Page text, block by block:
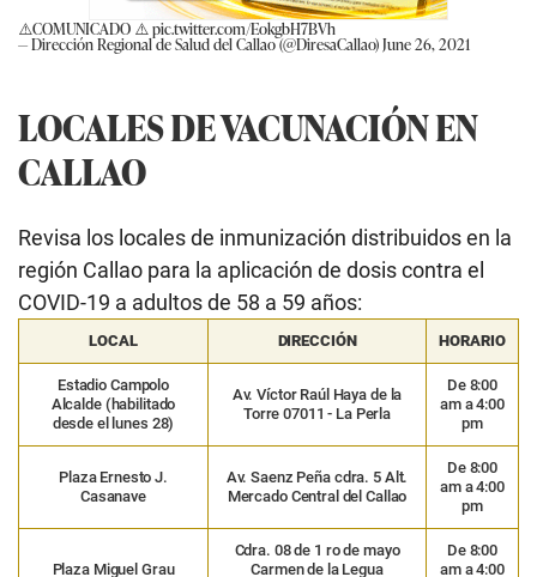
⚠️COMUNICADO ⚠️ pic.twitter.com/EokgbH7BVh
— Dirección Regional de Salud del Callao (@DiresaCallao)June 26, 2021
LOCALES DE VACUNACIÓN EN
CALLAO
Revisa los locales de inmunización distribuidos en la
región Callao para la aplicación de dosis contra el
COVID-19 a adultos de 58 a 59 años:
LOCAL DIRECCIÓN HORARIO
Estadio Campolo
Alcalde(habilitado
desde el lunes 28)
Av. Víctor Raúl Haya de la
Torre 07011 - La Perla
De 8:00
am a 4:00
pm
Plaza Ernesto J.
Casanave
Av. Saenz Peña cdra. 5 Alt.
Mercado Central del Callao
De 8:00
am a 4:00
pm
Plaza Miguel Grau
Cdra. 08 de 1 ro de mayo
Carmen de la Legua
De 8:00
am a 4:00